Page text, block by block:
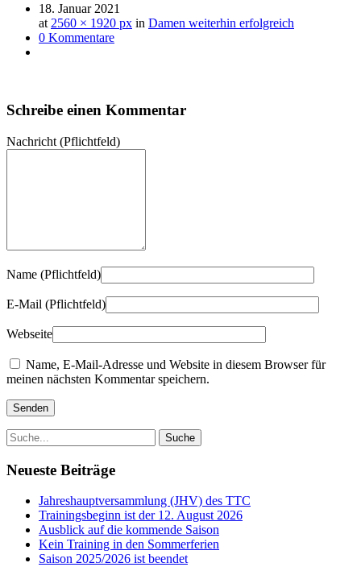
18. Januar 2021
at 2560 × 1920 px in Damen weiterhin erfolgreich
0 Kommentare
Schreibe einen Kommentar
Nachricht (Pflichtfeld)
Name (Pflichtfeld)
E-Mail (Pflichtfeld)
Webseite
Name, E-Mail-Adresse und Website in diesem Browser für
meinen nächsten Kommentar speichern.
Neueste Beiträge
Jahreshauptversammlung (JHV) des TTC
Trainingsbeginn ist der 12. August 2026
Ausblick auf die kommende Saison
Kein Training in den Sommerferien
Saison 2025/2026 ist beendet